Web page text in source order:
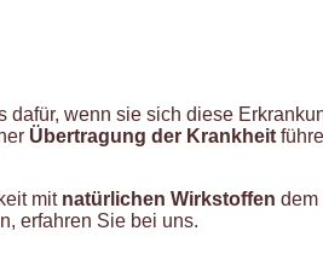
wenn sie sich diese
Übertragung der Krankheit
mit natürlichen Wirkstoffen dem
erfahren Sie bei uns.